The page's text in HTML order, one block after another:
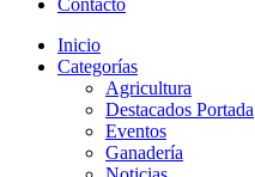
Contacto
Inicio
Categorías
Agricultura
Destacados Portada
Eventos
Ganadería